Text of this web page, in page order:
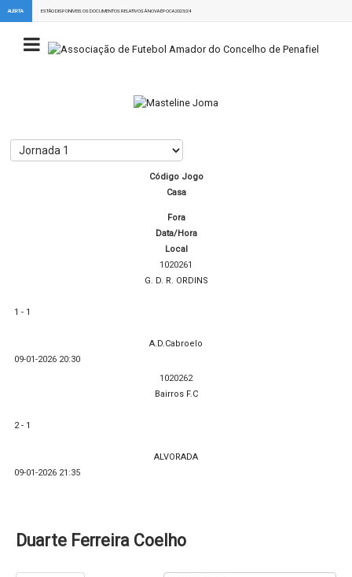
ALERTA: ESTÃO DISPONÍVEIS OS DOCUMENTOS RELATIVOS À NOVA ÉPOCA 2023/24
Código Jogo
Casa
Fora
Data/Hora
Local
1020261
G. D. R. ORDINS
1 - 1
A.D.Cabroelo
09-01-2026 20:30
1020262
Bairros F.C
2 - 1
ALVORADA
09-01-2026 21:35
Duarte Ferreira Coelho